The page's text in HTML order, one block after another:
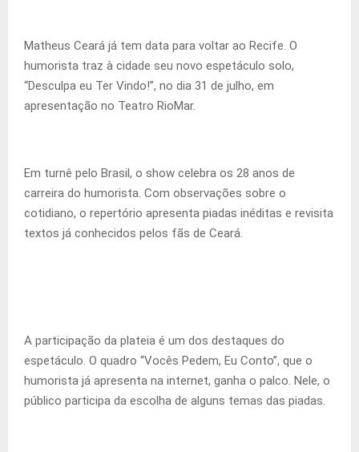
Matheus Ceará já tem data para voltar ao Recife. O
humorista traz à cidade seu novo espetáculo solo,
“Desculpa eu Ter Vindo!”, no dia 31 de julho, em
apresentação no Teatro RioMar.
Em turnê pelo Brasil, o show celebra os 28 anos de
carreira do humorista. Com observações sobre o
cotidiano, o repertório apresenta piadas inéditas e revisita
textos já conhecidos pelos fãs de Ceará.
A participação da plateia é um dos destaques do
espetáculo. O quadro “Vocês Pedem, Eu Conto”, que o
humorista já apresenta na internet, ganha o palco. Nele, o
público participa da escolha de alguns temas das piadas.